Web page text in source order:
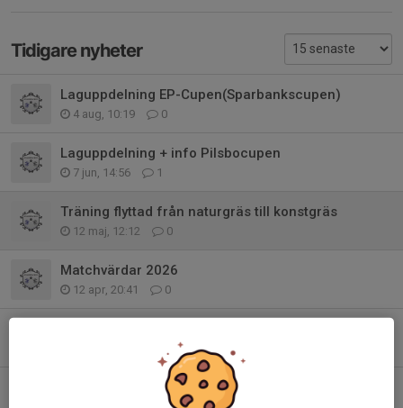
Tidigare nyheter
Laguppdelning EP-Cupen(Sparbankscupen)
4 aug, 10:19 0
Laguppdelning + info Pilsbocupen
7 jun, 14:56 1
Träning flyttad från naturgräs till konstgräs
12 maj, 12:12 0
Matchvärdar 2026
12 apr, 20:41 0
Lagindelning matchcamp 22/3